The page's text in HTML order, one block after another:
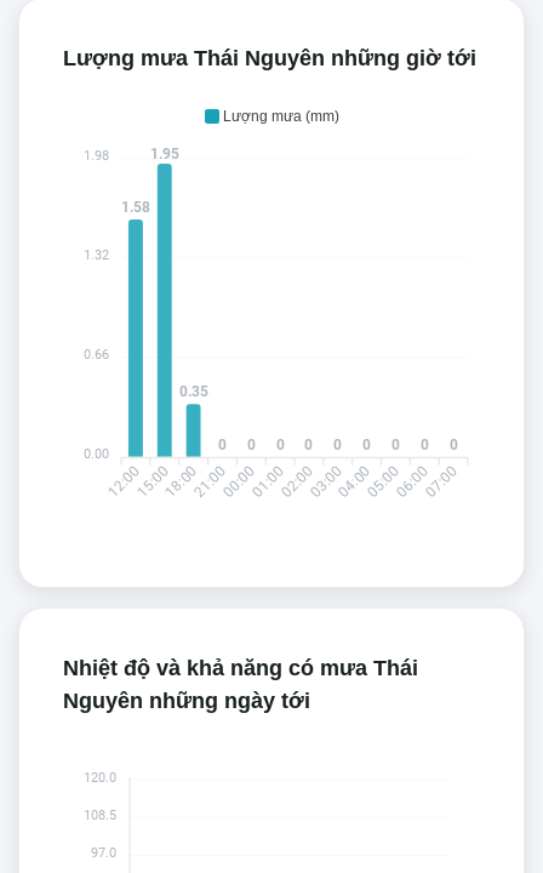
Lượng mưa Thái Nguyên những giờ tới
Lượng mưa (mm)
12:0015:0018:0021:0000:0001:0002:0003:0004:0005:0006:0007:00
1.58
1.95
0.35
0 0 0 0 0 0 0 0 0
1.98
1.32
0.66
0.00
Nhiệt độ và khả năng có mưa Thái
Nguyên những ngày tới
120.0
108.5
97.0